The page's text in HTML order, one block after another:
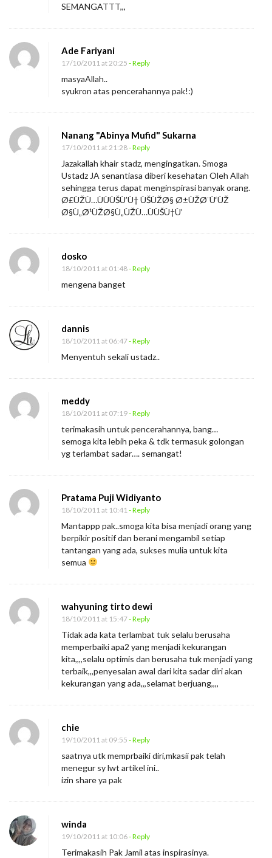
SEMANGATTT,,,
Ade Fariyani
17/10/2011 at 20:25 - Reply
masyaAllah..
syukron atas pencerahannya pak!:)
Nanang "Abinya Mufid" Sukarna
17/10/2011 at 21:28- Reply
Jazakallah khair stadz, mengingatkan. Smoga
Ustadz JA senantiasa diberi kesehatan Oleh Allah
sehingga terus dapat menginspirasi banyak orang.
Ø£ÙŽÙ…ÙÙÙŠÙ’Ù† ÙŠÙŽØ§ Ø±ÙŽØ¨Ù‘ÙŽ
Ø§Ù„Ø¹ÙŽØ§Ù„ÙŽÙ…ÙÙŠÙ†Ù’
dosko
18/10/2011 at 01:48- Reply
mengena banget
dannis
18/10/2011 at 06:47- Reply
Menyentuh sekali ustadz..
meddy
18/10/2011 at 07:19- Reply
terimakasih untuk pencerahannya, bang…
semoga kita lebih peka & tdk termasuk golongan
yg terlambat sadar…. semangat!
Pratama Puji Widiyanto
18/10/2011 at 10:41 - Reply
Mantappp pak..smoga kita bisa menjadi orang yang
berpikir positif dan berani mengambil setiap
tantangan yang ada, sukses mulia untuk kita
semua
wahyuning tirto dewi
18/10/2011 at 15:47- Reply
Tidak ada kata terlambat tuk selalu berusaha
memperbaiki apa2 yang menjadi kekurangan
kita,,,,selalu optimis dan berusaha tuk menjadi yang
terbaik,,,penyesalan awal dari kita sadar diri akan
kekurangan yang ada,,,selamat berjuang,,,,
chie
19/10/2011 at 09:55 - Reply
saatnya utk memprbaiki diri,mkasii pak telah
menegur sy lwt artikel ini..
izin share ya pak
winda
19/10/2011 at 10:06- Reply
Terimakasih Pak Jamil atas inspirasinya.